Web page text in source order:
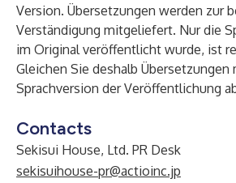
Version. Übersetzungen werden zur
Verständigung mitgeliefert. Nur die
im Original veröffentlicht wurde, ist
Gleichen Sie deshalb Übersetzungen
Sprachversion der Veröffentlichung
Contacts
Sekisui House, Ltd. PR Desk
sekisuihouse-pr@actioinc.jp